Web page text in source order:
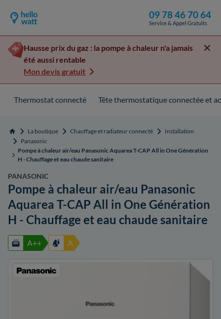
09 78 46 70 64
Service & Appel Gratuits
Hausse prix du gaz : la pompe à chaleur n'a jamais
été aussi rentable
Mon devis gratuit
Thermostat connecté Tête thermostatique connectée et
Accueil La boutique Chauffage et radiateur connecté
Installation
Panasonic
Pompe à chaleur air/eau Panasonic Aquarea T-CAP All in One Génération
H - Chauffage et eau chaude sanitaire
PANASONIC
Pompe à chaleur air/eau Panasonic
Aquarea T-CAP All in One Génération
H - Chauffage et eau chaude sanitaire
A++ A